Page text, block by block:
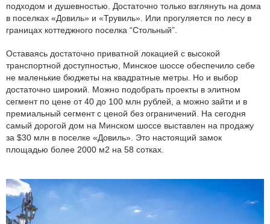
подходом и душевностью. Достаточно только взглянуть на дома
в поселках «Довиль» и «Трувиль». Или прогуляется по лесу в
границах коттеджного поселка “Стольный”.
Оставаясь достаточно приватной локацией с высокой
транспортной доступностью, Минское шоссе обеспечило себе
не маленькие бюджеты на квадратные метры. Но и выбор
достаточно широкий. Можно подобрать проекты в элитном
сегмент по цене от 40 до 100 млн рублей, а можно зайти и в
премиальный сегмент с ценой без ограничений. На сегодня
самый дорогой дом на Минском шоссе выставлен на продажу
за $30 млн в поселке «Довиль». Это настоящий замок
площадью более 2000 м2 на 58 сотках.